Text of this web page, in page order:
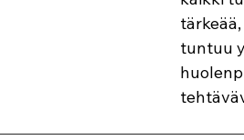
tuntuu